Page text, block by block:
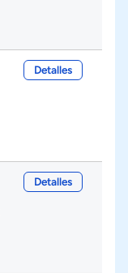
Detalles
Detalles